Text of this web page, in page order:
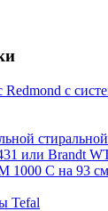
с
или Brandt
1000 C на 93
Tefal